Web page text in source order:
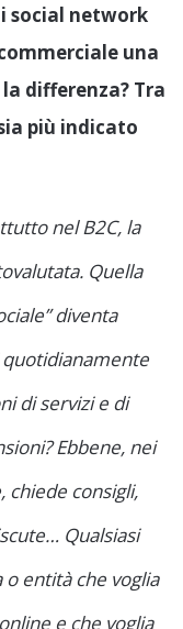
social network
una
differenza? Tra
più indicato
nel B2C, la
Quella
diventa
quotidianamente
di servizi e di
Ebbene, nei
chiede consigli,
Qualsiasi
o entità che voglia
e che voglia